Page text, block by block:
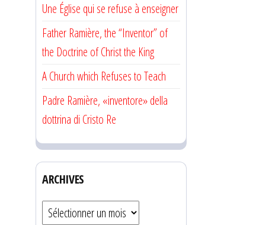
Une Église qui se refuse à enseigner
Father Ramière, the “Inventor” of
the Doctrine of Christ the King
A Church which Refuses to Teach
Padre Ramière, «inventore» della
dottrina di Cristo Re
ARCHIVES
Archives